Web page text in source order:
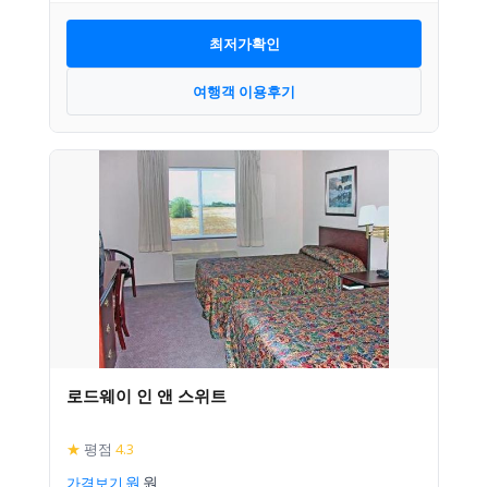
최저가확인
여행객 이용후기
로드웨이 인 앤 스위트
★ 평점 4.3
가격보기